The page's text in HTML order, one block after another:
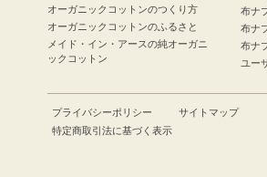
オーガニックコットンのつくり方
オーガニックコットンのふるさと
メイド・イン・アースの純オーガニ
ックコットン
布ナ
布ナ
布ナ
ユー
プライバシーポリシー
サイトマップ
特定商取引法に基づく表示